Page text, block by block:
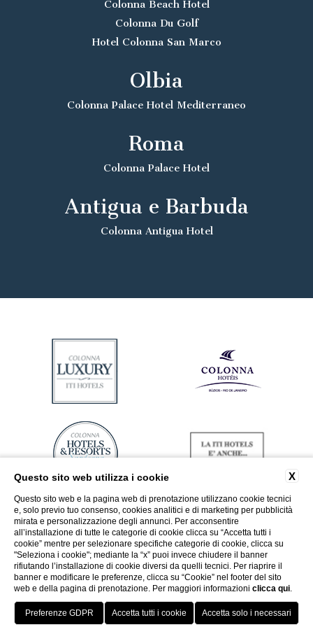
Vai a ITI Hotels
Porto Cervo - Colonna Resort
miglior tariffa
HOTELS OFFERTE VANTAGGI PRENOTA
Colonna Beach Hotel
Colonna Du Golf
Hotel Colonna San Marco
Olbia
Colonna Palace Hotel Mediterraneo
Roma
Colonna Palace Hotel
Antigua e Barbuda
Colonna Antigua Hotel
X
Questo sito web utilizza i cookie
Questo sito web e la pagina web di prenotazione utilizzano cookie tecnici
e, solo previo tuo consenso, cookies analitici e di marketing per pubblicità
mirata e personalizzazione degli annunci. Per acconsentire
all’installazione di tutte le categorie di cookie clicca su “Accetta tutti i
cookie” mentre per selezionare specifiche categorie di cookie, clicca su
"Seleziona i cookie"; mediante la “x” puoi invece chiudere il banner
rifiutando l’installazione di cookie diversi da quelli tecnici. Per riaprire il
banner e modificare le preferenze, clicca su “Cookie” nel footer del sito
web e della pagina di prenotazione. Per maggiori informazioni clicca qui.